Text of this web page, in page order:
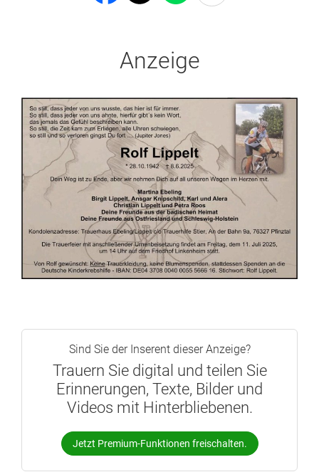
Anzeige
Sind Sie der Inserent dieser Anzeige?
Trauern Sie digital und teilen Sie
Erinnerungen, Texte, Bilder und
Videos mit Hinterbliebenen.
Jetzt Premium-Funktionen freischalten.